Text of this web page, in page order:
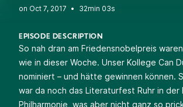
• 32min 03s
EPISODE DESCRIPTION
So nah dran am Friedensnobelpreis
wie in dieser Woche. Unser Kollege Can
nominiert – und hätte gewinnen können.
war da noch das Literaturfest Ruhr in der
Philharmonie, was aber nicht ganz so